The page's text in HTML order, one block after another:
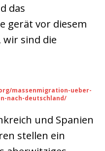
das
gerät vor diesem
sind die
massenmigration-ueber-
nach-deutschland/
und Spanien
stellen ein